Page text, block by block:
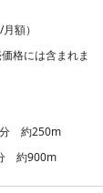
額）
格には含まれま
分 約250m
約900m